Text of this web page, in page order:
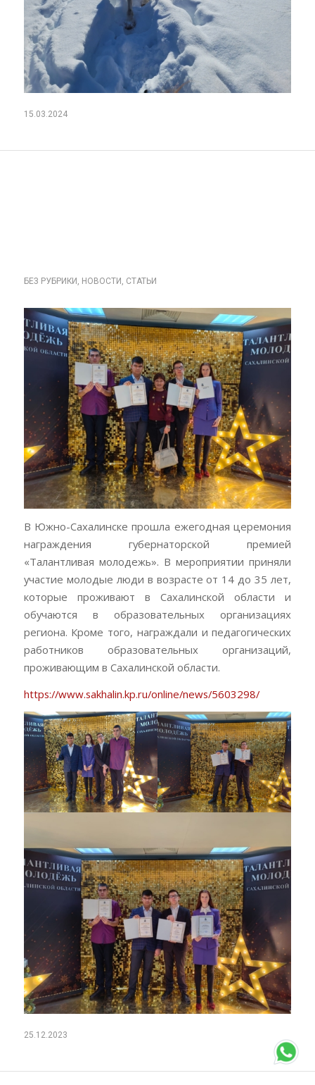
15.03.2024
БЕЗ РУБРИКИ НОВОСТИ СТАТЬИ
В Южно-Сахалинске прошла ежегодная церемония
награждения губернаторской премией
«Талантливая молодежь». В мероприятии приняли
участие молодые люди в возрасте от 14 до 35 лет,
которые проживают в Сахалинской области и
обучаются в образовательных организациях
региона. Кроме того, награждали и педагогических
работников образовательных организаций,
проживающим в Сахалинской области.
https://www.sakhalin.kp.ru/online/news/5603298/
25.12.2023